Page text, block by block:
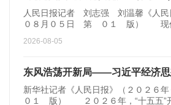
人民日报记者 刘志强 刘温馨《人民
０８月０５日 第 ０１ 版） 现代
2026-08-05
新华社记者《人民日报》（２０２６
０１ 版） ２０２６年，“十五五”开